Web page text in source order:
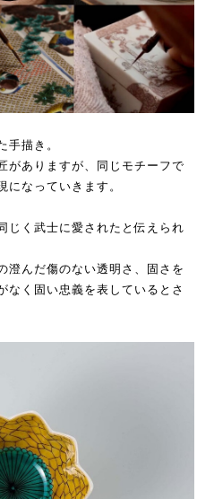
手描き。
がありますが、同じモチーフで
になっていきます。
じく武士に愛されたと伝えられ
澄んだ傷のない透明さ、固さを
なく固い忠義を表しているとさ